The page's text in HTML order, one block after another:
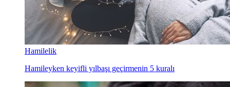
Hamilelik
Hamileyken keyifli yılbaşı geçirmenin 5 kuralı